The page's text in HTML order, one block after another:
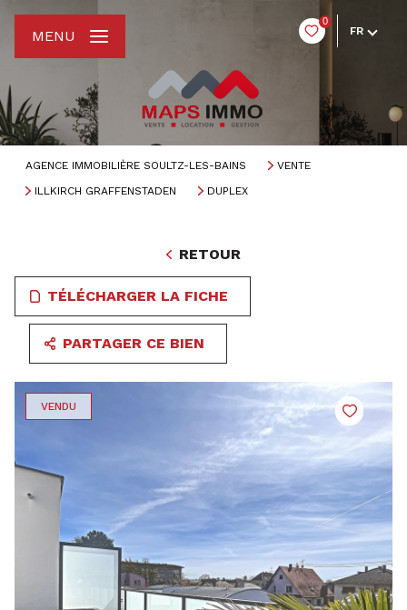
0
FR
MENU
AGENCE IMMOBILIÈRE SOULTZ-LES-BAINS
VENTE
ILLKIRCH GRAFFENSTADEN
DUPLEX
RETOUR
TÉLÉCHARGER LA FICHE
PARTAGER CE BIEN
VENDU